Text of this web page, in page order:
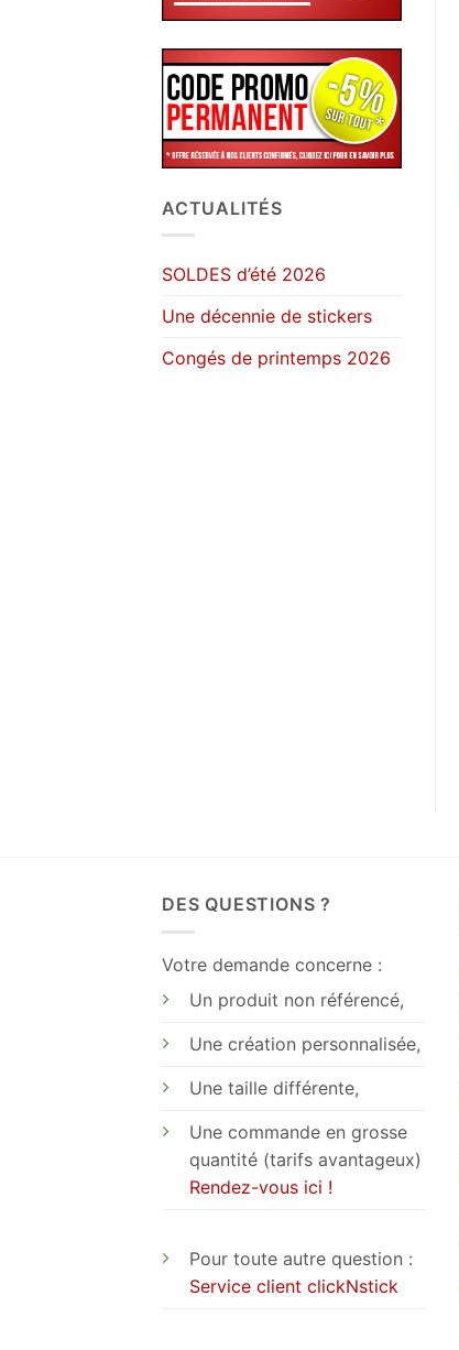
ACTUALITÉS
SOLDES d’été 2026
Une décennie de stickers
Congés de printemps 2026
DES QUESTIONS ?
Votre demande concerne :
Un produit non référencé,
Une création personnalisée,
Une taille différente,
Une commande en grosse
quantité (tarifs avantageux)
Rendez-vous ici !
Pour toute autre question :
Service client clickNstick